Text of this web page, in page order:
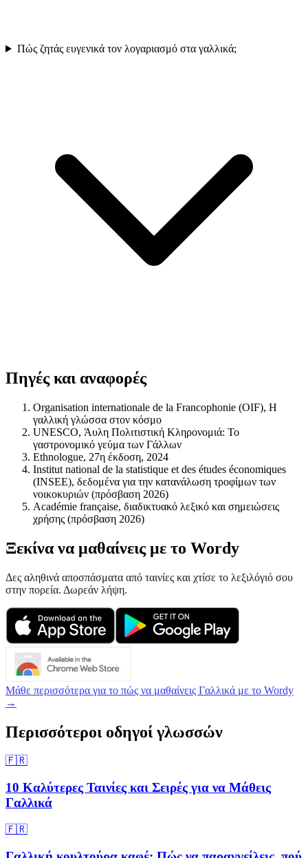
Πώς ζητάς ευγενικά τον λογαριασμό στα γαλλικά;
Πηγές και αναφορές
Organisation internationale de la Francophonie (OIF), Η
γαλλική γλώσσα στον κόσμο
UNESCO, Άυλη Πολιτιστική Κληρονομιά: Το
γαστρονομικό γεύμα των Γάλλων
Ethnologue, 27η έκδοση, 2024
Institut national de la statistique et des études économiques
(INSEE), δεδομένα για την κατανάλωση τροφίμων των
νοικοκυριών (πρόσβαση 2026)
Académie française, διαδικτυακό λεξικό και σημειώσεις
χρήσης (πρόσβαση 2026)
Ξεκίνα να μαθαίνεις με το Wordy
Δες αληθινά αποσπάσματα από ταινίες και χτίσε το λεξιλόγιό σου
στην πορεία. Δωρεάν λήψη.
Μάθε περισσότερα για το πώς να μαθαίνεις Γαλλικά με το Wordy
→
Περισσότεροι οδηγοί γλωσσών
🇫🇷
10 Καλύτερες Ταινίες και Σειρές για να Μάθεις
Γαλλικά
🇫🇷